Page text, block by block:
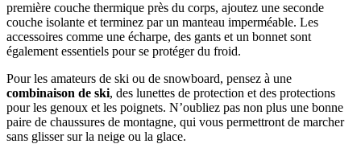
première couche thermique près du corps, ajoutez une seconde
couche isolante et terminez par un manteau imperméable. Les
accessoires comme une écharpe, des gants et un bonnet sont
également essentiels pour se protéger du froid.
Pour les amateurs de ski ou de snowboard, pensez à une
combinaison de ski, des lunettes de protection et des protections
pour les genoux et les poignets. N’oubliez pas non plus une bonne
paire de chaussures de montagne, qui vous permettront de marcher
sans glisser sur la neige ou la glace.